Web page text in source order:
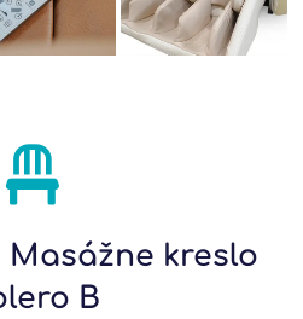
kreslo
B